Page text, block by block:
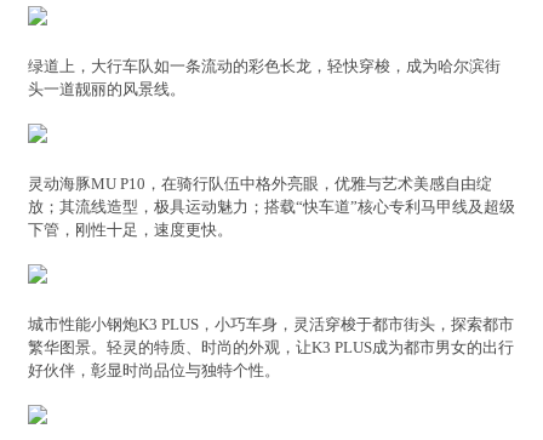
绿道上，大行车队如一条流动的彩色长龙，轻快穿梭，成为哈尔滨街
头一道靓丽的风景线。
灵动海豚MU P10，在骑行队伍中格外亮眼，优雅与艺术美感自由绽
放；其流线造型，极具运动魅力；搭载“快车道”核心专利马甲线及超级
下管，刚性十足，速度更快。
城市性能小钢炮K3 PLUS，小巧车身，灵活穿梭于都市街头，探索都市
繁华图景。轻灵的特质、时尚的外观，让K3 PLUS成为都市男女的出行
好伙伴，彰显时尚品位与独特个性。